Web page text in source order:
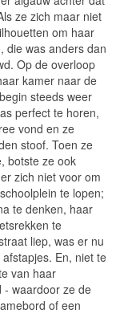
ze zich maar niet
om haar
die was anders dan
Op de overloop
kamer naar de
steeds weer
perfect te horen,
vond en ze
stoof. Toen ze
botste ze ook
zich niet voor om
te lopen;
te denken, haar
te
liep, was er nu
En, niet te
van haar
- waardoor ze de
of een